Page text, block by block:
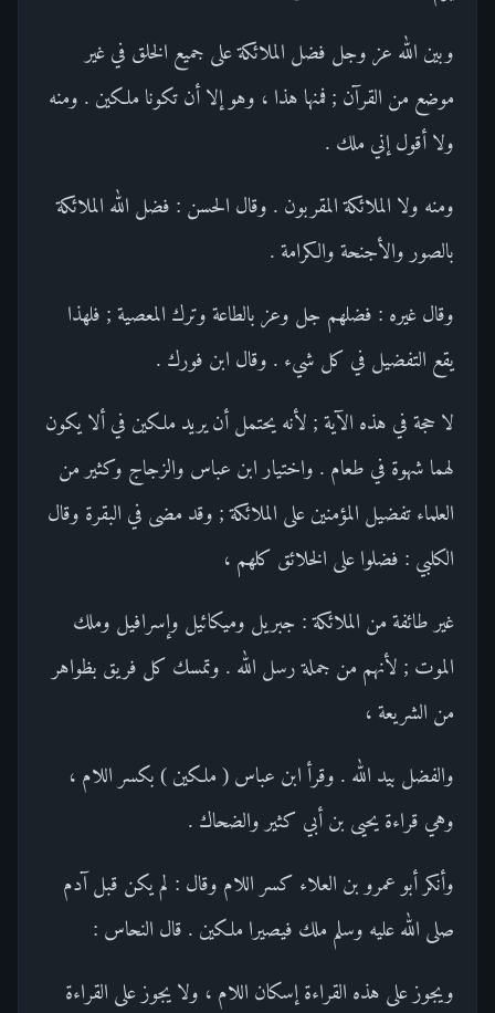
وبين الله عز وجل فضل الملائكة على جميع الخلق في غير
موضع من القرآن ; فمنها هذا ، وهو إلا أن تكونا ملكين . ومنه
ولا أقول إني ملك .
ومنه ولا الملائكة المقربون . وقال الحسن : فضل الله الملائكة
بالصور والأجنحة والكرامة .
وقال غيره : فضلهم جل وعز بالطاعة وترك المعصية ; فلهذا
يقع التفضيل في كل شيء . وقال ابن فورك .
لا حجة في هذه الآية ; لأنه يحتمل أن يريد ملكين في ألا يكون
لهما شهوة في طعام . واختيار ابن عباس والزجاج وكثير من
العلماء تفضيل المؤمنين على الملائكة ; وقد مضى في البقرة وقال
الكلبي : فضلوا على الخلائق كلهم ،
غير طائفة من الملائكة : جبريل وميكائيل وإسرافيل وملك
الموت ; لأنهم من جملة رسل الله . وتمسك كل فريق بظواهر
من الشريعة ،
والفضل بيد الله . وقرأ ابن عباس ( ملكين ) بكسر اللام ،
وهي قراءة يحيى بن أبي كثير والضحاك .
وأنكر أبو عمرو بن العلاء كسر اللام وقال : لم يكن قبل آدم
صلى الله عليه وسلم ملك فيصيرا ملكين . قال النحاس :
ويجوز على هذه القراءة إسكان اللام ، ولا يجوز على القراءة